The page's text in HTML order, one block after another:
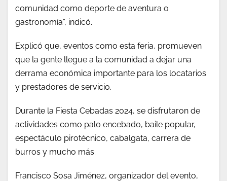
comunidad como deporte de aventura o
gastronomía”, indicó.
Explicó que, eventos como esta feria, promueven
que la gente llegue a la comunidad a dejar una
derrama económica importante para los locatarios
y prestadores de servicio.
Durante la Fiesta Cebadas 2024, se disfrutaron de
actividades como palo encebado, baile popular,
espectáculo pirotécnico, cabalgata, carrera de
burros y mucho más.
Francisco Sosa Jiménez, organizador del evento,